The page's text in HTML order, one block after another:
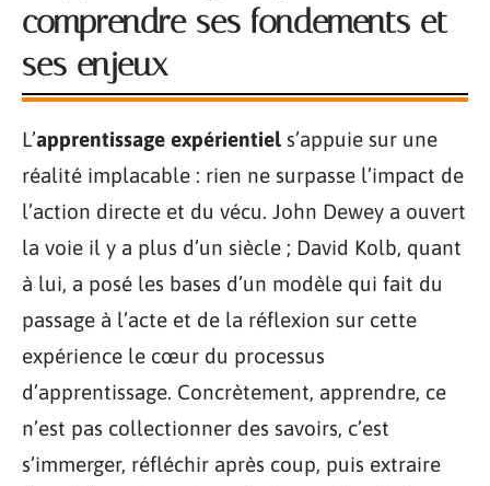
comprendre ses fondements et
ses enjeux
L’apprentissage expérientiel s’appuie sur une
réalité implacable : rien ne surpasse l’impact de
l’action directe et du vécu. John Dewey a ouvert
la voie il y a plus d’un siècle ; David Kolb, quant
à lui, a posé les bases d’un modèle qui fait du
passage à l’acte et de la réflexion sur cette
expérience le cœur du processus
d’apprentissage. Concrètement, apprendre, ce
n’est pas collectionner des savoirs, c’est
s’immerger, réfléchir après coup, puis extraire